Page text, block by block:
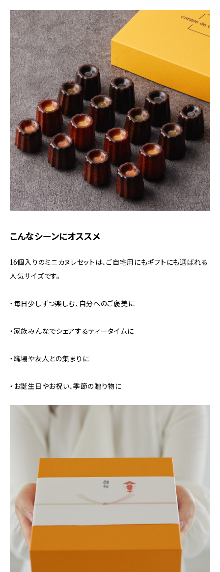
こんなシーンにオススメ
16個入りのミニカヌレセットは、ご自宅用にもギフトにも選ばれる
人気サイズです。
・毎日少しずつ楽しむ、自分へのご褒美に
・家族みんなでシェアするティータイムに
・職場や友人との集まりに
・お誕生日やお祝い、季節の贈り物に